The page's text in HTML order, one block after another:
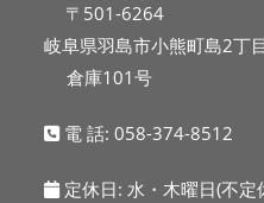
〒501-6264
岐阜県羽島市小熊町島2丁
倉庫101号
電 話:058-374-8512
定休日: 水・木曜日(不定